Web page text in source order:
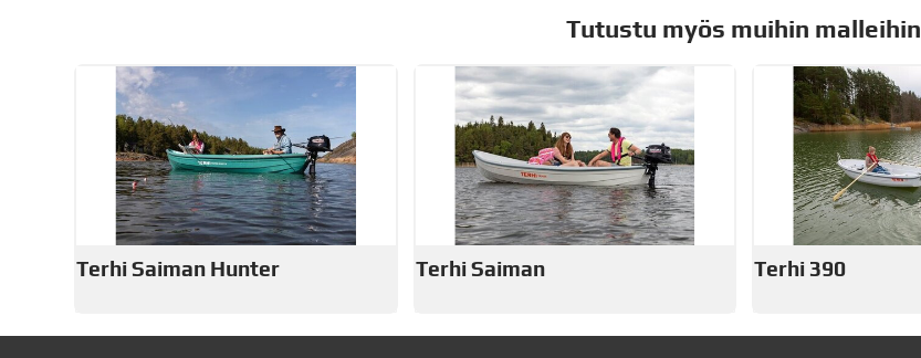
Tutustu myös muihin malleihin
Terhi Saiman Hunter Terhi Saiman Terhi 390